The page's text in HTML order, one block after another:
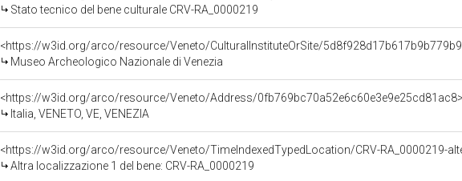
Stato tecnico del bene culturale CRV-RA_0000219
<https://w3id.org/arco/resource/Veneto/CulturalInstituteOrSite/
Museo Archeologico Nazionale di Venezia
<https://w3id.org/arco/resource/Veneto/Address/0fb769bc70a52e6c60e3e9e25cd81ac8>
Italia, VENETO, VE, VENEZIA
<https://w3id.org/arco/resource/Veneto/TimeIndexedTypedLocation/CRV-RA_0000219-
Altra localizzazione 1 del bene: CRV-RA_0000219